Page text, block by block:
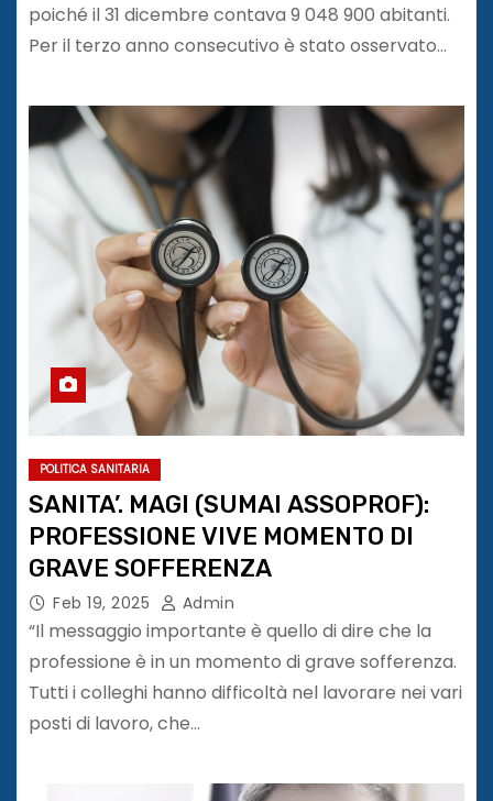
poiché il 31 dicembre contava 9 048 900 abitanti.
Per il terzo anno consecutivo è stato osservato…
POLITICA SANITARIA
SANITA’. MAGI (SUMAI ASSOPROF):
PROFESSIONE VIVE MOMENTO DI
GRAVE SOFFERENZA
Feb 19, 2025 Admin
“Il messaggio importante è quello di dire che la
professione è in un momento di grave sofferenza.
Tutti i colleghi hanno difficoltà nel lavorare nei vari
posti di lavoro, che…